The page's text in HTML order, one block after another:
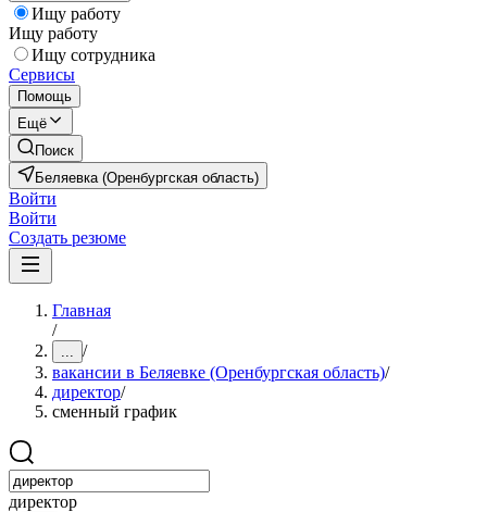
Ищу работу
Ищу работу
Ищу сотрудника
Сервисы
Помощь
Ещё
Поиск
Беляевка (Оренбургская область)
Войти
Войти
Создать резюме
Главная
/
... /
вакансии в Беляевке (Оренбургская область)/
директор/
сменный график
директор